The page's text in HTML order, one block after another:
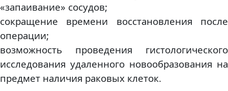
«запаивание» сосудов;
сокращение времени восстановления после
операции;
возможность проведения гистологического
исследования удаленного новообразования на
предмет наличия раковых клеток.